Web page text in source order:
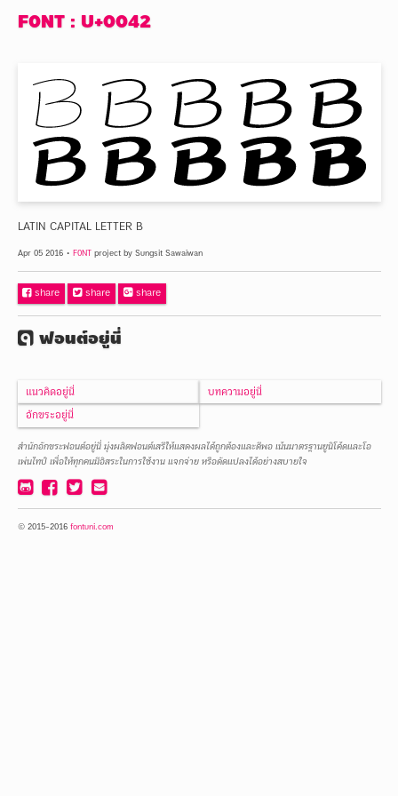
F0NT : U+0042
LATIN CAPITAL LETTER B
Apr 05 2016 • F0NTproject by Sungsit Sawaiwan
Facebook share Twitter share Google+share
fontuniฟอนต์อยู่นี่
เมนู
อยู่
หน้า
แรก
นี่
แนวคิดอยู่นี่ บทความอยู่นี่
อักขระอยู่นี่
สำนักอักขระฟอนต์อยู่นี่ มุ่งผลิตฟอนต์เสรีให้แสดงผลได้ถูกต้องและดีพอ เน้นมาตรฐานยูนิโค้ดและโอ
เพ่นไทป์ เพื่อให้ทุกคนมีอิสระในการใช้งาน แจกจ่าย หรือดัดแปลงได้อย่างสบายใจ
ติดต่อ
นี่
github facebook twitter email
© 2015-2016 fontuni.com